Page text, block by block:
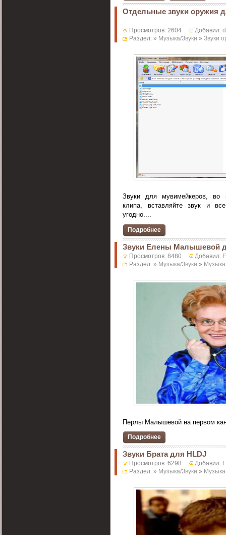
Отдельные звуки оружия
Просмотров: 2604 Добавил:
Раздел: » Музыка/Звуки » Звуки
Звуки для мувимейкеров, во
клипа, вставляйте звук и
угодно....
Подробнее
Звуки Елены Малышевой
Просмотров: 8480 Добавил:
Раздел: » Музыка/Звуки » Музыка
Перлы Малышевой на первом
Подробнее
Звуки Брата для HLDJ
Просмотров: 6298 Добавил:
Раздел: » Музыка/Звуки »